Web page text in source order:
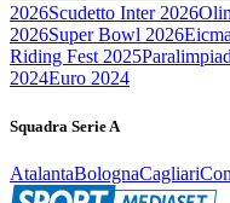
2026Scudetto Inter 2026
2026Super Bowl 2026
Riding Fest 2025
2024Euro 2024
Squadra Serie A
AtalantaBolognaCagliari